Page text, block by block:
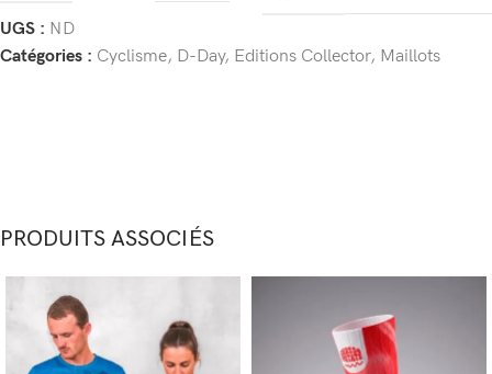
UGS : ND
Catégories : Cyclisme, D-Day, Editions Collector, Maillots
PRODUITS ASSOCIÉS